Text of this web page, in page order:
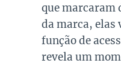
que marcaram
da marca, elas
função de
revela um